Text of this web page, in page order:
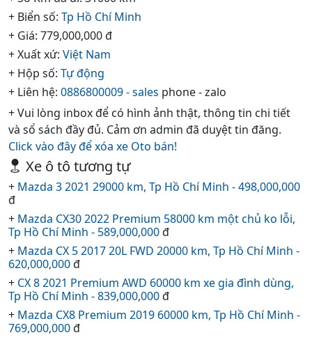
+ Biển số: Tp Hồ Chí Minh
+ Giá: 779,000,000 đ
+ Xuất xứ: Việt Nam
+ Hộp số: Tự động
+ Liên hệ: 0886800009 - sales phone - zalo
+ Vui lòng inbox để có hình ảnh thật, thông tin chi tiết
và sổ sách đầy đủ. Cảm ơn admin đã duyệt tin đăng.
Click vào đây để xóa xe Oto bán!
Xe ô tô tương tự
+ Mazda 3 2021 29000 km, Tp Hồ Chí Minh - 498,000,000
đ
+ Mazda CX30 2022 Premium 58000 km một chủ ko lỗi,
Tp Hồ Chí Minh - 589,000,000đ
+ Mazda CX 5 2017 20L FWD 20000 km, Tp Hồ Chí Minh -
620,000,000đ
+ CX 8 2021 Premium AWD 60000 km xe gia đình dùng,
Tp Hồ Chí Minh - 839,000,000đ
+ Mazda CX8 Premium 2019 60000 km, Tp Hồ Chí Minh -
769,000,000đ